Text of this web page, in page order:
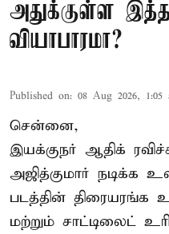
அதுக்குள்ள
வியாபாரமா?
Published on: 08 Aug 2026, 1:05
சென்னை,
இயக்குநர் ஆதிக்
அஜித்குமார் நடிக்க
படத்தின் திரையரங்க
மற்றும் சாட்டிலைட்